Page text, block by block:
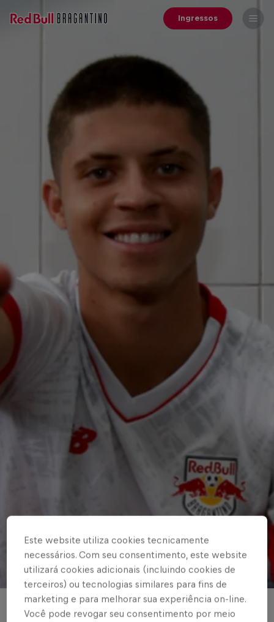
Ingressos
BASE MASCULINA
Este website utiliza cookies tecnicamente
necessários. Com seu consentimento, este website
utilizará cookies adicionais (incluindo cookies de
terceiros) ou tecnologias similares para fins de
marketing e para melhorar sua experiência on-line.
Você pode revogar seu consentimento por meio